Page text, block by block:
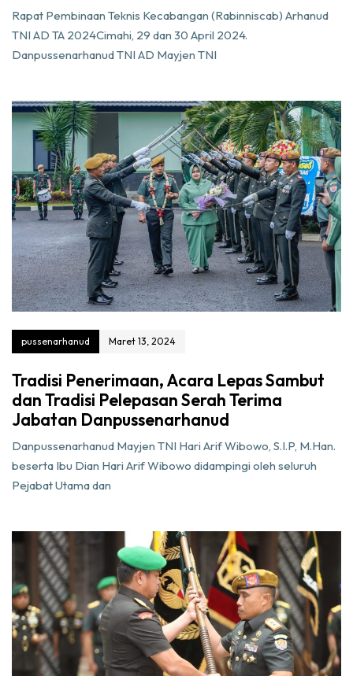
Rapat Pembinaan Teknis Kecabangan (Rabinniscab) Arhanud
TNI AD TA 2024Cimahi, 29 dan 30 April 2024.
Danpussenarhanud TNI AD Mayjen TNI
pussenarhanud Maret 13, 2024
Tradisi Penerimaan, Acara Lepas Sambut
dan Tradisi Pelepasan Serah Terima
Jabatan Danpussenarhanud
Danpussenarhanud Mayjen TNI Hari Arif Wibowo, S.I.P, M.Han.
beserta Ibu Dian Hari Arif Wibowo didampingi oleh seluruh
Pejabat Utama dan